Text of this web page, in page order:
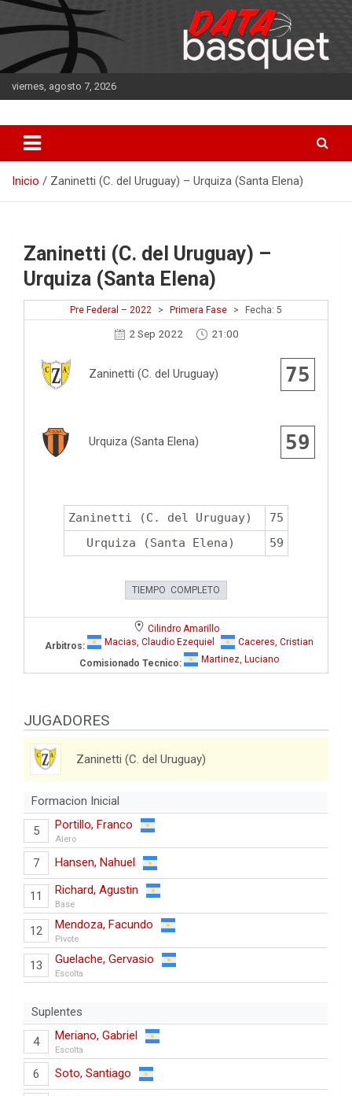
Saltar
al
contenido
viernes, agosto 7, 2026
DATA Basquet
Inicio Zaninetti (C. del Uruguay) – Urquiza (Santa Elena)
Zaninetti (C. del Uruguay) –
Urquiza (Santa Elena)
Pre Federal – 2022 > Primera Fase > Fecha: 5
2 Sep 2022 21:00
Zaninetti (C. del Uruguay) 75
Urquiza (Santa Elena) 59
Zaninetti (C. del Uruguay)
75
Urquiza (Santa Elena)
59
TIEMPO COMPLETO
Cilindro Amarillo
Arbitros:
Macias, Claudio Ezequiel
Caceres, Cristian
Comisionado Tecnico:
Martinez, Luciano
JUGADORES
Zaninetti (C. del Uruguay)
Formacion Inicial
5 Portillo, Franco
Alero
7 Hansen, Nahuel
11 Richard, Agustin
Base
12 Mendoza, Facundo
Pivote
13 Guelache, Gervasio
Escolta
Suplentes
4 Meriano, Gabriel
Escolta
6 Soto, Santiago